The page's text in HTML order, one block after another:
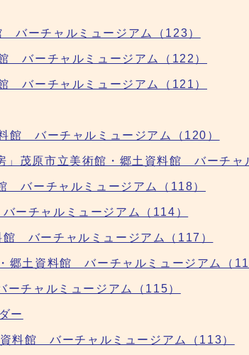
バーチャルミュージアム（123）
バーチャルミュージアム（122）
バーチャルミュージアム（121）
館 バーチャルミュージアム（120）
茂原市立美術館・郷土資料館 バーチャ
バーチャルミュージアム（118）
ーチャルミュージアム（114）
館 バーチャルミュージアム（117）
郷土資料館 バーチャルミュージアム（
チャルミュージアム（115）
ー
料館 バーチャルミュージアム（113）